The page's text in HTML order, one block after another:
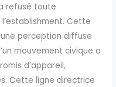
refusé toute
Cette
perception diffuse
mouvement civique a
d’appareil,
Cette ligne directrice